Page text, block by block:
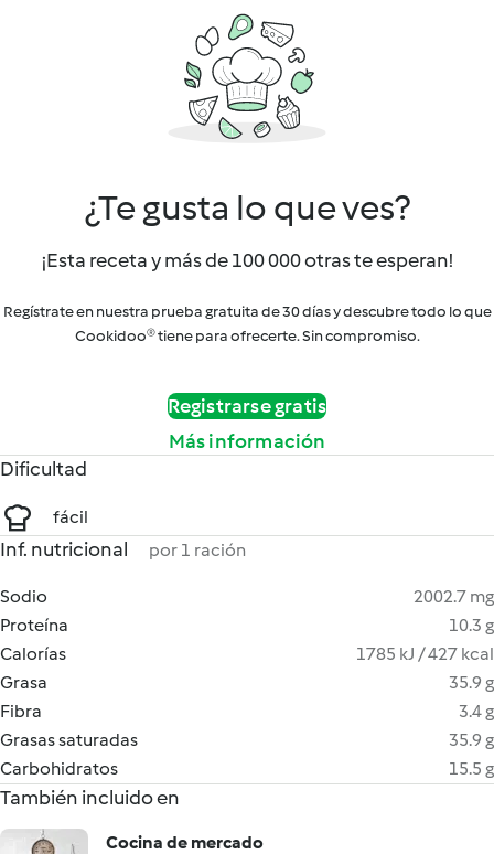
¿Te gusta lo que ves?
¡Esta receta y más de 100 000 otras te esperan!
Regístrate en nuestra prueba gratuita de 30 días y descubre todo lo que
Cookidoo® tiene para ofrecerte. Sin compromiso.
Registrarse gratis
Más información
Dificultad
fácil
Inf. nutricional por 1 ración
Sodio
2002.7 mg
Proteína
10.3 g
Calorías
1785 kJ / 427 kcal
Grasa
35.9 g
Fibra
3.4 g
Grasas saturadas
35.9 g
Carbohidratos
15.5 g
También incluido en
Cocina de mercado